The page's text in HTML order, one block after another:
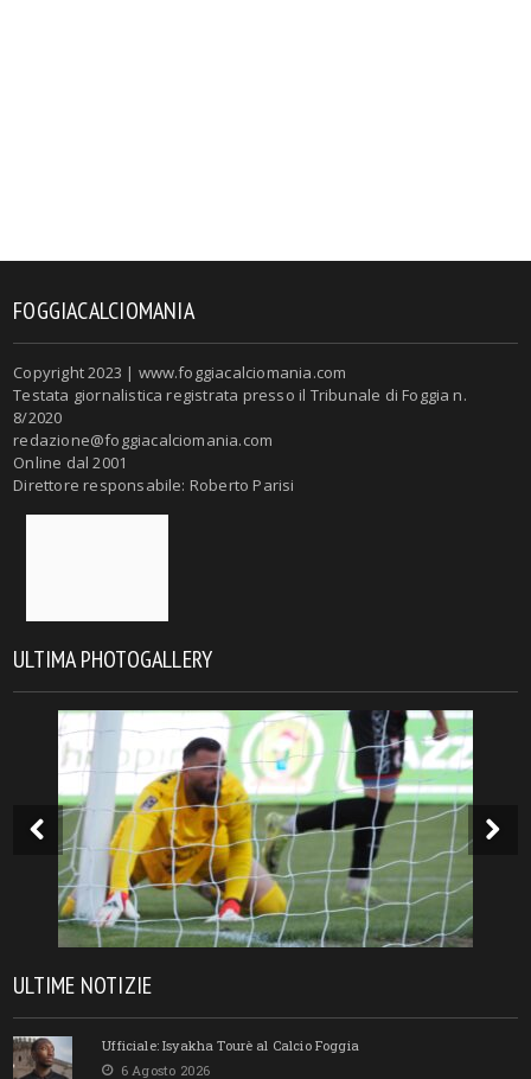
FOGGIACALCIOMANIA
Copyright 2023 | www.foggiacalciomania.com
Testata giornalistica registrata presso il Tribunale di Foggia n.
8/2020
redazione@foggiacalciomania.com
Online dal 2001
Direttore responsabile: Roberto Parisi
ULTIMA PHOTOGALLERY
ULTIME NOTIZIE
Ufficiale: Isyakha Tourè al Calcio Foggia
6 Agosto 2026